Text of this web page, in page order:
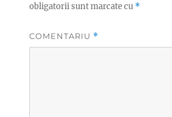
obligatorii sunt marcate cu *
COMENTARIU *